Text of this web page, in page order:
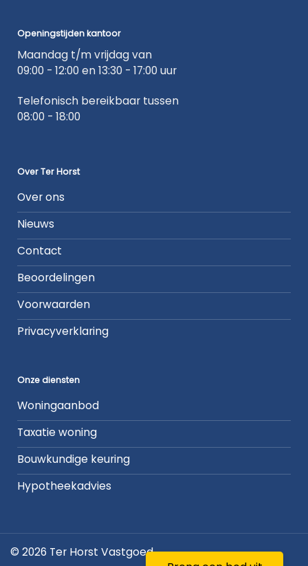
Openingstijden kantoor
Maandag t/m vrijdag van
09:00 - 12:00 en 13:30 - 17:00 uur
Telefonisch bereikbaar tussen
08:00 - 18:00
Over Ter Horst
Over ons
Nieuws
Contact
Beoordelingen
Voorwaarden
Privacyverklaring
Onze diensten
Woningaanbod
Taxatie woning
Bouwkundige keuring
Hypotheekadvies
© 2026 Ter Horst Vastgoed